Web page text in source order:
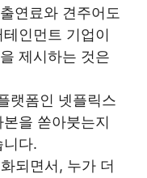
연료와 견주어도
인먼트 기업이
제시하는 것은
랫폼인 넷플릭스
을 쏟아붓는지
니다.
되면서, 누가 더